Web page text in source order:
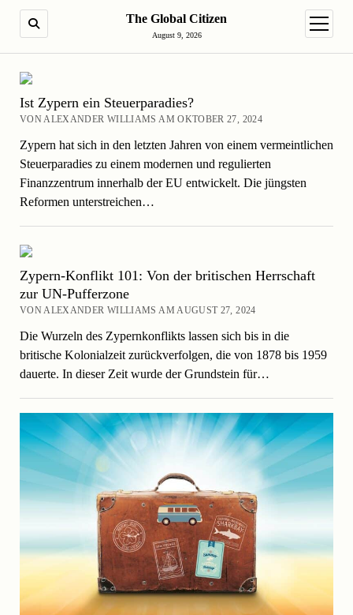
The Global Citizen
August 9, 2026
Menü
Ist Zypern ein Steuerparadies?
VON ALEXANDER WILLIAMS AM OKTOBER 27, 2024
Zypern hat sich in den letzten Jahren von einem vermeintlichen
Steuerparadies zu einem modernen und regulierten
Finanzzentrum innerhalb der EU entwickelt. Die jüngsten
Reformen unterstreichen…
Zypern-Konflikt 101: Von der britischen Herrschaft
zur UN-Pufferzone
VON ALEXANDER WILLIAMS AM AUGUST 27, 2024
Die Wurzeln des Zypernkonflikts lassen sich bis in die
britische Kolonialzeit zurückverfolgen, die von 1878 bis 1959
dauerte. In dieser Zeit wurde der Grundstein für…